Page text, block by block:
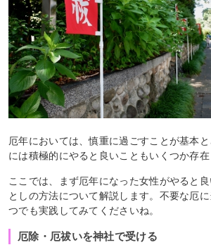
厄年においては、慎重に過ごすことが基本
には積極的にやると良いこともいくつか存在
ここでは、まず厄年になった女性がやると
としの方法について解説します。不要な厄
つでも実践してみてくださいね。
厄除・厄祓いを神社で受ける